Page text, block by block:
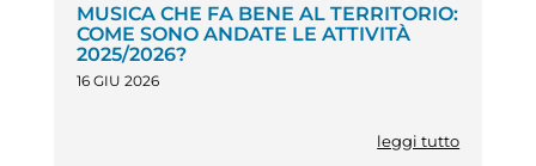
MUSICA CHE FA BENE AL TERRITORIO:
COME SONO ANDATE LE ATTIVITÀ
2025/2026?
16 GIU 2026
leggi tutto